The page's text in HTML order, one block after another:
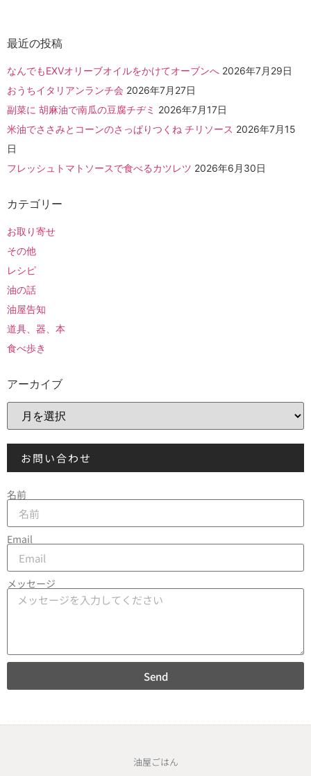
最近の投稿
なんでもEXVオリーブオイルをかけてオーブンへ 2026年7月29日
おうちイタリアンランチ会 2026年7月27日
副菜に 胡麻油で南瓜の豆腐チヂミ 2026年7月17日
米油でささみとコーンのさっぱりつくね チリソース 2026年7月15
日
フレッシュトマトソースで食べるカツレツ 2026年6月30日
カテゴリー
お取り寄せ
その他
レシピ
油の話
油屋告知
道具、器、本
食べ歩き
アーカイブ
お問い合わせ
名前
Email
メッセージ
Send
油屋ごはん